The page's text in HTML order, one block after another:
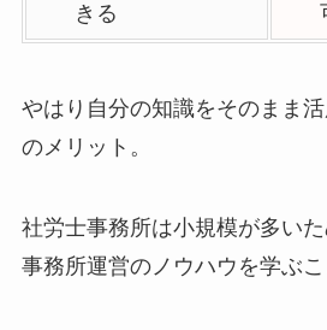
きる
やはり自分の知識をそのまま
のメリット。
社労士事務所は小規模が多い
事務所運営のノウハウを学ぶこ